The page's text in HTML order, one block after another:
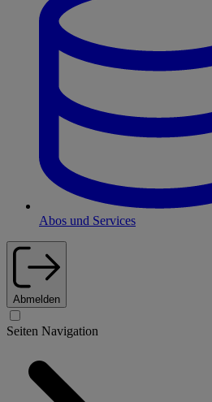
Abos und Services
Abmelden
Seiten Navigation